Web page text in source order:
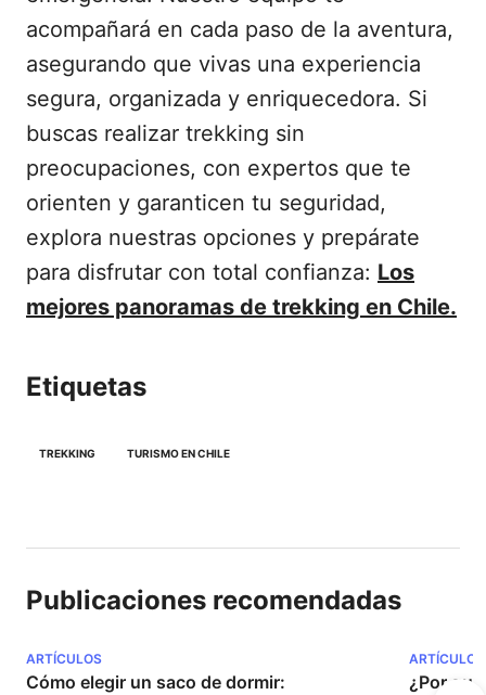
acompañará en cada paso de la aventura,
asegurando que vivas una experiencia
segura, organizada y enriquecedora. Si
buscas realizar trekking sin
preocupaciones, con expertos que te
orienten y garanticen tu seguridad,
explora nuestras opciones y prepárate
para disfrutar con total confianza: Los
mejores panoramas de trekking en Chile.
Etiquetas
TREKKING TURISMO EN CHILE
Publicaciones recomendadas
ARTÍCULOS
Cómo elegir un saco de dormir:
ARTÍCULOS
¿Por